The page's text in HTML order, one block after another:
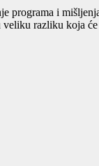
programa i
razliku koja